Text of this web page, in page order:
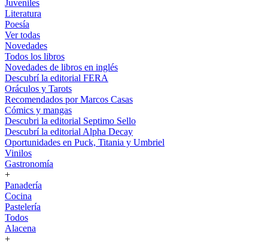
Juveniles
Literatura
Poesía
Ver todas
Novedades
Todos los libros
Novedades de libros en inglés
Descubrí la editorial FERA
Oráculos y Tarots
Recomendados por Marcos Casas
Cómics y mangas
Descubri la editorial Septimo Sello
Descubrí la editorial Alpha Decay
Oportunidades en Puck, Titania y Umbriel
Vinilos
Gastronomía
+
Panadería
Cocina
Pastelería
Todos
Alacena
+